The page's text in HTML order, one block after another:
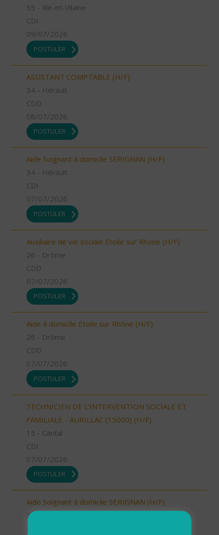
35 - Ille-et-Vilaine
CDI
09/07/2026
POSTULER
ASSISTANT COMPTABLE (H/F)
34 - Hérault
CDD
08/07/2026
POSTULER
Aide Soignant à domicile SERIGNAN (H/F)
34 - Hérault
CDI
07/07/2026
POSTULER
Auxiliaire de vie sociale Etoile sur Rhone (H/F)
26 - Drôme
CDD
07/07/2026
POSTULER
Aide à domicile Etoile sur Rhône (H/F)
26 - Drôme
CDD
07/07/2026
POSTULER
TECHNICIEN DE L'INTERVENTION SOCIALE ET
FAMILIALE - AURILLAC (15000) (H/F)
15 - Cantal
CDI
07/07/2026
POSTULER
Aide Soignant à domicile SERIGNAN (H/F)
34 - Hérault